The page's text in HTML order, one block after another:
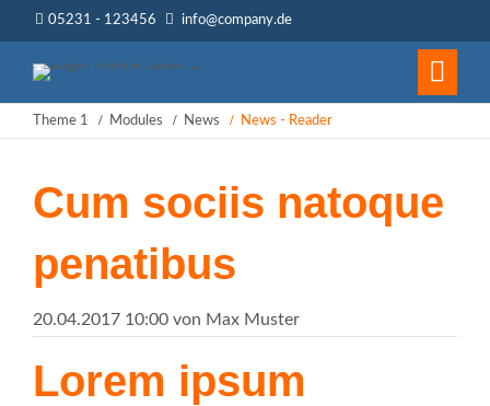
05231 - 123456 info@company.de
Theme 1 Modules News News - Reader
Cum sociis natoque
penatibus
20.04.2017 10:00 von Max Muster
Lorem ipsum